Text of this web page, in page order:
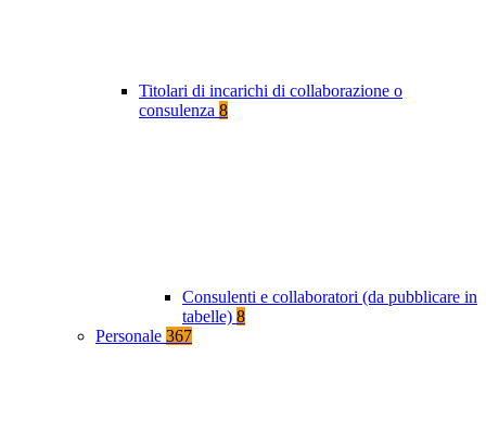
Titolari di incarichi di collaborazione o
consulenza 8
Consulenti e collaboratori (da pubblicare in
tabelle) 8
Personale 367